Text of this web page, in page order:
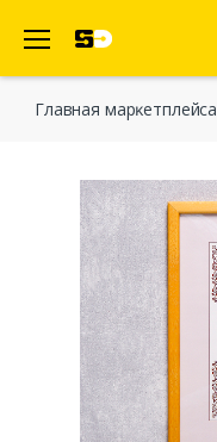
Главная марĸетплейса